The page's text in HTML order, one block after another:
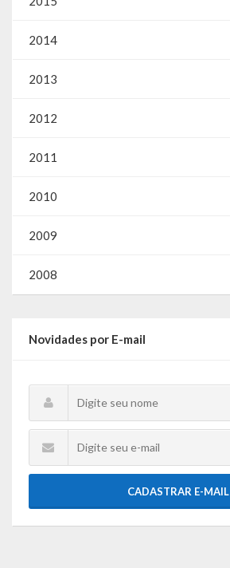
Gestão Saúde – GOVBR
Gestão Educação – Educar Web
Webmail
2014
2013
2012
2011
2010
2009
2008
Novidades por E-mail
CADASTRAR E-MAIL